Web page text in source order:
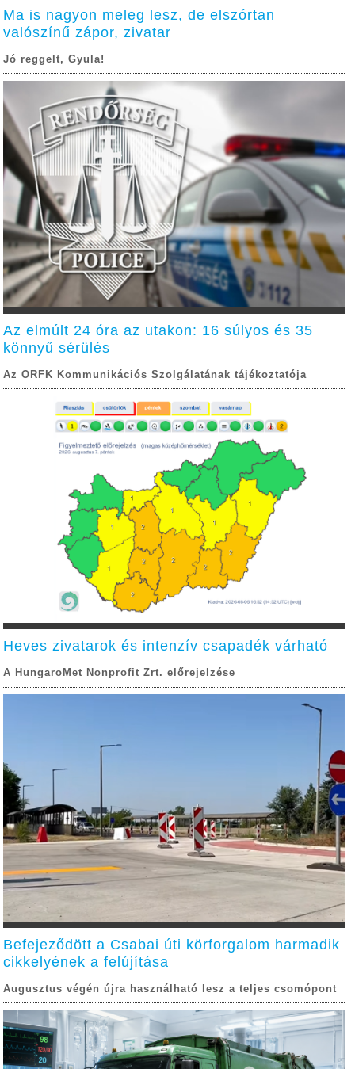
Ma is nagyon meleg lesz, de elszórtan
valószínű zápor, zivatar
Jó reggelt, Gyula!
Az elmúlt 24 óra az utakon: 16 súlyos és 35
könnyű sérülés
Az ORFK Kommunikációs Szolgálatának tájékoztatója
Heves zivatarok és intenzív csapadék várható
A HungaroMet Nonprofit Zrt. előrejelzése
Befejeződött a Csabai úti körforgalom harmadik
cikkelyének a felújítása
Augusztus végén újra használható lesz a teljes csomópont